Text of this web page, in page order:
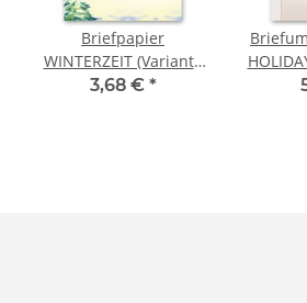
Briefpapier
WINTERZEIT (Variante
A) DIN A6 Format 100
3,68 € *